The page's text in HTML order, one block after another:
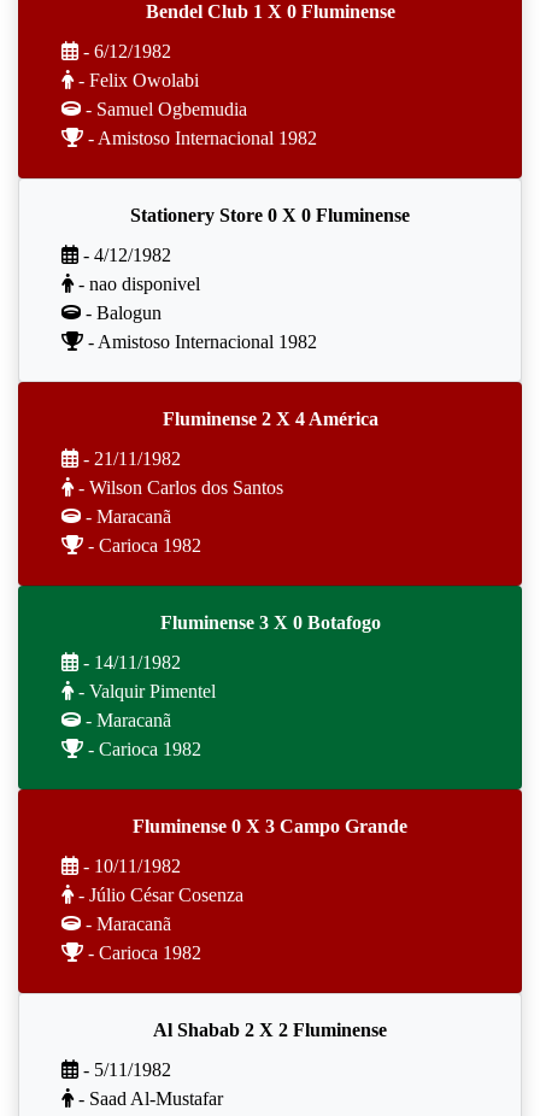
Bendel Club 1 X 0 Fluminense
- 6/12/1982
- Felix Owolabi
- Samuel Ogbemudia
- Amistoso Internacional 1982
Stationery Store 0 X 0 Fluminense
- 4/12/1982
- nao disponivel
- Balogun
- Amistoso Internacional 1982
Fluminense 2 X 4 América
- 21/11/1982
- Wilson Carlos dos Santos
- Maracanã
- Carioca 1982
Fluminense 3 X 0 Botafogo
- 14/11/1982
- Valquir Pimentel
- Maracanã
- Carioca 1982
Fluminense 0 X 3 Campo Grande
- 10/11/1982
- Júlio César Cosenza
- Maracanã
- Carioca 1982
Al Shabab 2 X 2 Fluminense
- 5/11/1982
- Saad Al-Mustafar